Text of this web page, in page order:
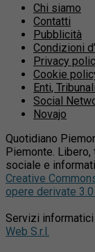
Chi siamo
Contatti
Pubblicità
Condizioni
Privacy
Cookie
Enti,
Social
Novajo
Quotidiano
Piemonte.
sociale e
Creative
opere derivate
Servizi
Web S.r.l.